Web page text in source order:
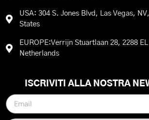
USA: 304 S. Jones Blvd, Las Vegas,
States
EUROPE:Verrijn Stuartlaan 28, 2288
Netherlands
ISCRIVITI ALLA NOSTRA